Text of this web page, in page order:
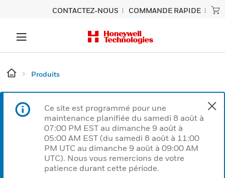
CONTACTEZ-NOUS COMMANDE RAPIDE
Produits
Ce site est programmé pour une
maintenance planifiée du samedi 8 août à
07:00 PM EST au dimanche 9 août à
05:00 AM EST (du samedi 8 août à 11:00
PM UTC au dimanche 9 août à 09:00 AM
UTC). Nous vous remercions de votre
patience durant cette période.